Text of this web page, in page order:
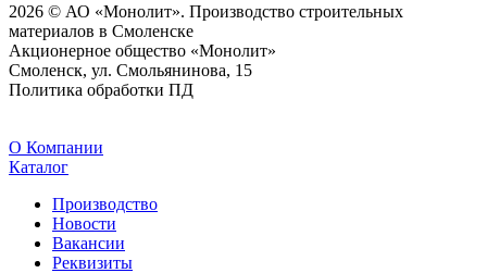
2026 © АО «Монолит». Производство строительных
материалов в Смоленске
Акционерное общество «Монолит»
Смоленск, ул. Смольянинова, 15
Политика обработки ПД
O Компании
Каталог
Производство
Новости
Вакансии
Реквизиты